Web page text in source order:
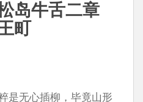
岛牛舌二章
町
是无心插柳，毕竟山形